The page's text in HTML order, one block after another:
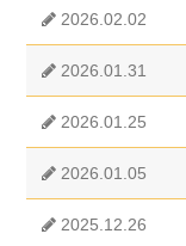
2026.02.02
2026.01.31
2026.01.25
2026.01.05
2025.12.26